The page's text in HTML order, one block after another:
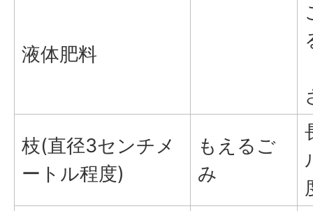
液体肥料
枝(直径3センチメ
ートル程度)
もえるご
み